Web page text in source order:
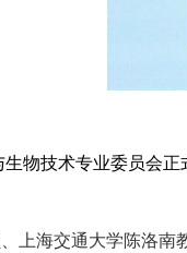
物技术专业委员会
上海交通大学陈洛南